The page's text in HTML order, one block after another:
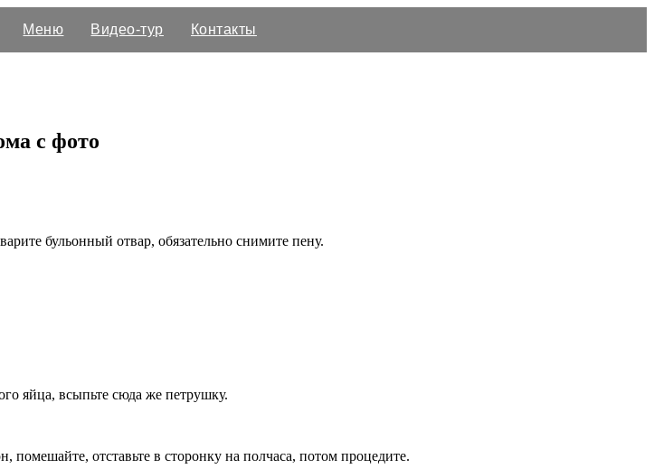
Меню Видео-тур
Контакты
с фото
бульонный отвар, обязательно снимите пену.
яйца, всыпьте сюда же петрушку.
помешайте, отставьте в сторонку на полчаса, потом процедите.